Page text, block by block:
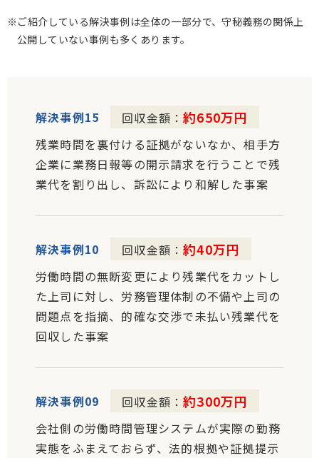
※ご紹介している解決事例は全体の一部分で、守秘義務の関係上
公開していない事例も多くあります。
解決事例15 回収金額：約650万円
残業時間を裏付ける証拠がないなか、相手方
企業に業務日報等の開示請求を行うことで残
業代を割り出し、訴訟により和解した事案
解決事例10 回収金額：約40万円
労働時間の無断変更により残業代をカットし
た上司に対し、労務管理体制の不備や上司の
問題点を指摘、的確な交渉で未払い残業代を
回収した事案
解決事例09 回収金額：約300万円
会社側の労働時間管理システムが実際の勤務
実態をふまえておらず、法的根拠や証拠提示